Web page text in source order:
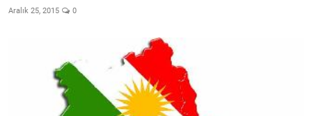
Aralık 25, 2015 0